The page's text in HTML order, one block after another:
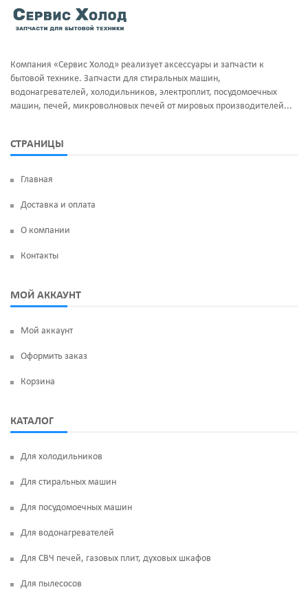
Тэны и нагреватели
Фильтра клапан шредора
Ручка люка
Суппорт и фланцы барабана
Термодатчики
УБЛ
Манжеты люка
Компания «Сервис Холод» реализует аксессуары и запчасти к
бытовой технике. Запчасти для стиральных машин,
водонагревателей, холодильников, электроплит, посудомоечных
машин, печей, микроволновых печей от мировых производителей...
СТРАНИЦЫ
Главная
Доставка и оплата
О компании
Контакты
МОЙ АККАУНТ
Мой аккаунт
Оформить заказ
Корзина
КАТАЛОГ
Для холодильников
Для стиральных машин
Для посудомоечных машин
Для водонагревателей
Для СВЧ печей, газовых плит, духовых шкафов
Для пылесосов